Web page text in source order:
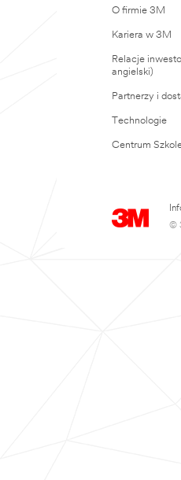
O firmie 3M
Kariera w 3M
Relacje
angielski)
Partnerzy i
Technologie
Centrum
©